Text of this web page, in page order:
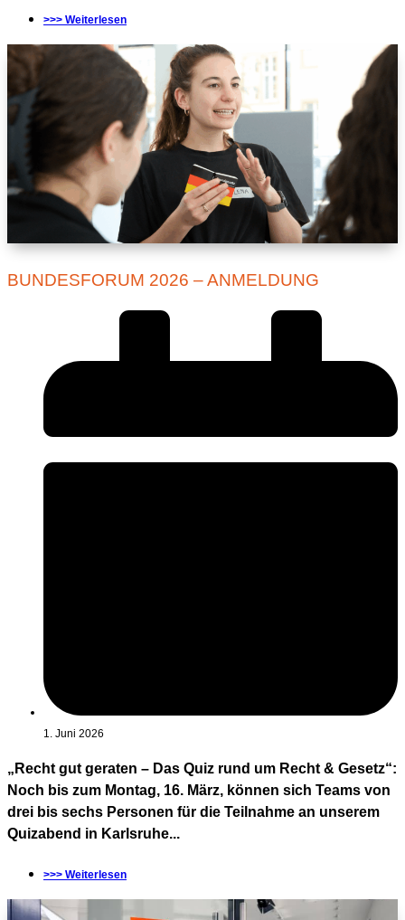
>>> Weiterlesen
BUNDESFORUM 2026 – ANMELDUNG
1. Juni 2026
„Recht gut geraten – Das Quiz rund um Recht & Gesetz“:
Noch bis zum Montag, 16. März, können sich Teams von
drei bis sechs Personen für die Teilnahme an unserem
Quizabend in Karlsruhe...
>>> Weiterlesen